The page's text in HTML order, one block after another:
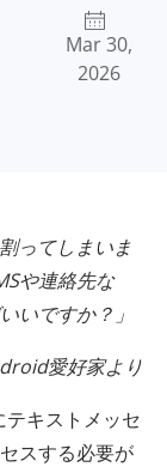
Mar 30,
2026
ってしまいま
や連絡先な
いですか？」
愛好家より
キストメッセ
スする必要が